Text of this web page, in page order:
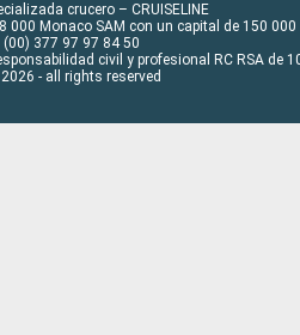
crucero – CRUISELINE
000 Monaco SAM con un capital de 150 000
377 97 97 84 50
civil y profesional RC RSA de
2026 - all rights reserved